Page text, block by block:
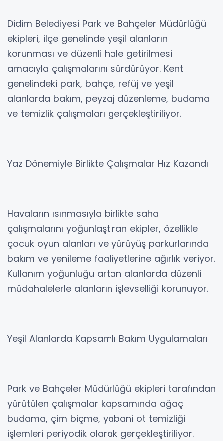
Didim Belediyesi Park ve Bahçeler Müdürlüğü
ekipleri, ilçe genelinde yeşil alanların
korunması ve düzenli hale getirilmesi
amacıyla çalışmalarını sürdürüyor. Kent
genelindeki park, bahçe, refüj ve yeşil
alanlarda bakım, peyzaj düzenleme, budama
ve temizlik çalışmaları gerçekleştiriliyor.
Yaz Dönemiyle Birlikte Çalışmalar Hız Kazandı
Havaların ısınmasıyla birlikte saha
çalışmalarını yoğunlaştıran ekipler, özellikle
çocuk oyun alanları ve yürüyüş parkurlarında
bakım ve yenileme faaliyetlerine ağırlık veriyor.
Kullanım yoğunluğu artan alanlarda düzenli
müdahalelerle alanların işlevselliği korunuyor.
Yeşil Alanlarda Kapsamlı Bakım Uygulamaları
Park ve Bahçeler Müdürlüğü ekipleri tarafından
yürütülen çalışmalar kapsamında ağaç
budama, çim biçme, yabani ot temizliği
işlemleri periyodik olarak gerçekleştiriliyor.